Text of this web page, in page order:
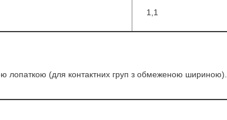
1,1
лопаткою (для контактних груп з обмеженою шириною).